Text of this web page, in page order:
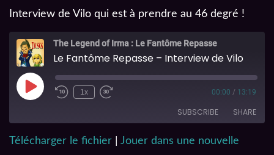
Interview de Vilo qui est à prendre au 46 degré !
The Legend of Irma : Le Fantôme Repasse
Le Fantôme Repasse – Interview de Vilo
1x 00:00 / 13:19
SUBSCRIBE SHARE
Télécharger le fichier
Jouer dans une nouvelle